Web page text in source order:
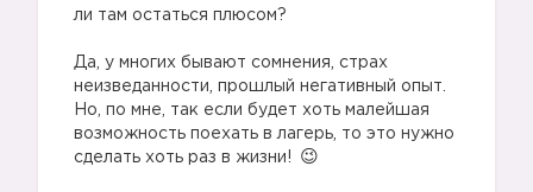
ли там остаться плюсом?
Да, у многих бывают сомнения, страх
неизведанности, прошлый негативный опыт.
Но, по мне, так если будет хоть малейшая
возможность поехать в лагерь, то это нужно
сделать хоть раз в жизни!